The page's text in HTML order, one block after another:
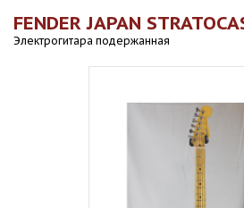
FENDER JAPAN
Электрогитара подержанная